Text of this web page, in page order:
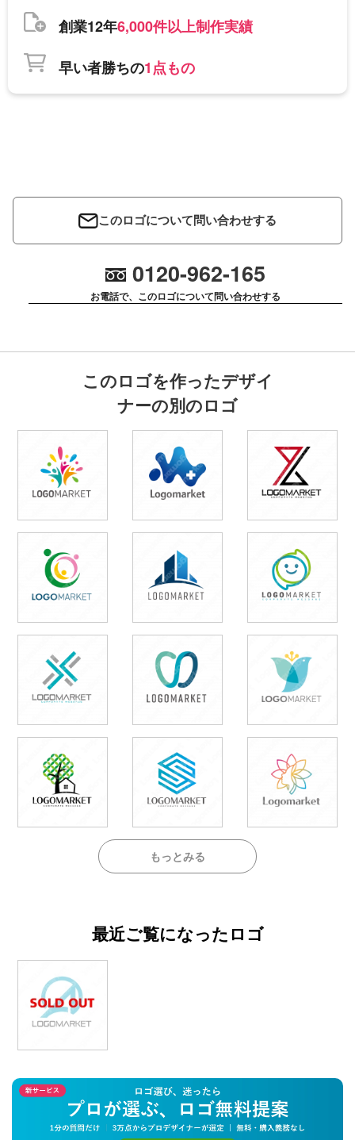
創業12年6,000件以上制作実績
早い者勝ちの1点もの
このロゴについて問い合わせする
0120-962-165
お電話で、このロゴについて問い合わせする
このロゴを作ったデザイ
ナーの別のロゴ
もっとみる
最近ご覧になったロゴ